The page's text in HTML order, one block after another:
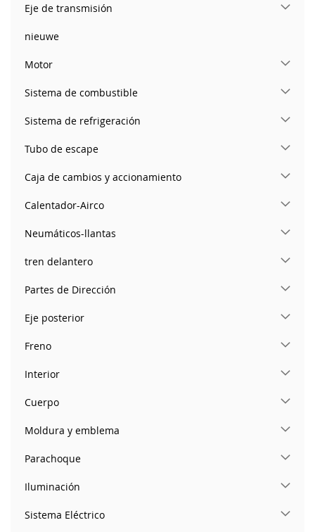
Eje de transmisión
nieuwe
Motor
Sistema de combustible
Sistema de refrigeración
Tubo de escape
Caja de cambios y accionamiento
Calentador-Airco
Neumáticos-llantas
tren delantero
Partes de Dirección
Eje posterior
Freno
Interior
Cuerpo
Moldura y emblema
Parachoque
Iluminación
Sistema Eléctrico